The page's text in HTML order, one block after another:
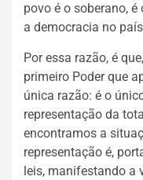
povo é o soberano,
a democracia no
Por essa razão, é
primeiro Poder que
única razão: é o
representação da
encontramos a
representação é,
leis, manifestando a